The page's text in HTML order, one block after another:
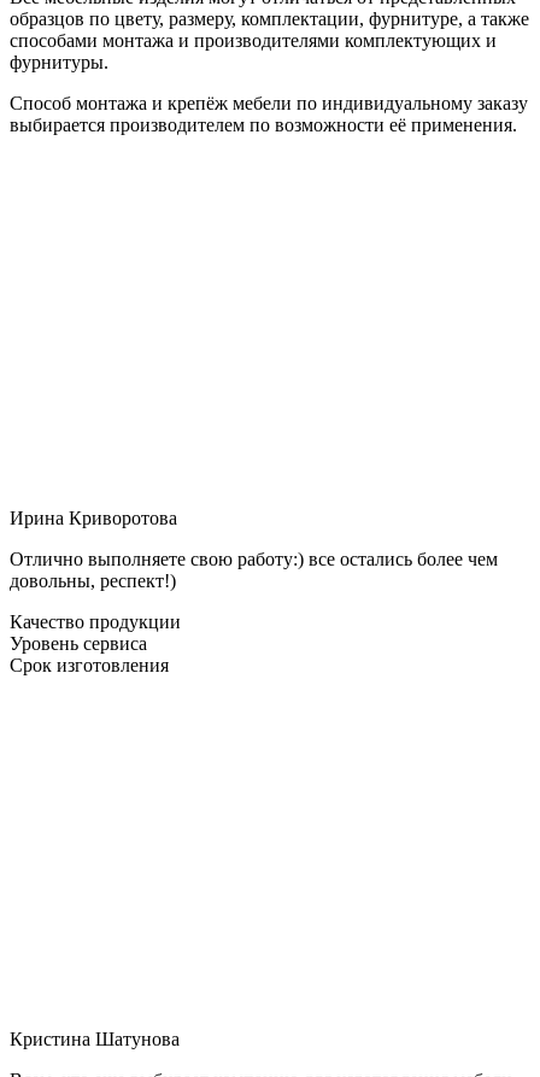
образцов по цвету, размеру, комплектации, фурнитуре, а также
способами монтажа и производителями комплектующих и
фурнитуры.
Способ монтажа и крепёж мебели по индивидуальному заказу
выбирается производителем по возможности её применения.
Ирина Криворотова
Отлично выполняете свою работу:) все остались более чем
довольны, респект!)
Качество продукции
Уровень сервиса
Срок изготовления
Кристина Шатунова